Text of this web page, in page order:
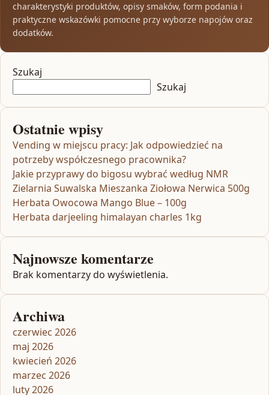
charakterystyki produktów, opisy smaków, form podania i
praktyczne wskazówki pomocne przy wyborze napojów oraz
dodatków.
Szukaj
Szukaj
Ostatnie wpisy
Vending w miejscu pracy: Jak odpowiedzieć na
potrzeby współczesnego pracownika?
Jakie przyprawy do bigosu wybrać według NMR
Zielarnia Suwalska Mieszanka Ziołowa Nerwica 500g
Herbata Owocowa Mango Blue – 100g
Herbata darjeeling himalayan charles 1kg
Najnowsze komentarze
Brak komentarzy do wyświetlenia.
Archiwa
czerwiec 2026
maj 2026
kwiecień 2026
marzec 2026
luty 2026